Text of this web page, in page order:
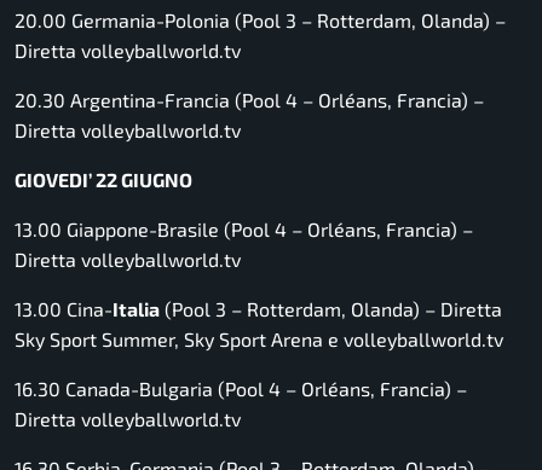
20.00 Germania-Polonia (Pool 3 – Rotterdam, Olanda) –
Diretta volleyballworld.tv
20.30 Argentina-Francia (Pool 4 – Orléans, Francia) –
Diretta volleyballworld.tv
GIOVEDI’ 22 GIUGNO
13.00 Giappone-Brasile (Pool 4 – Orléans, Francia) –
Diretta volleyballworld.tv
13.00 Cina-Italia (Pool 3 – Rotterdam, Olanda) – Diretta
Sky Sport Summer, Sky Sport Arena e volleyballworld.tv
16.30 Canada-Bulgaria (Pool 4 – Orléans, Francia) –
Diretta volleyballworld.tv